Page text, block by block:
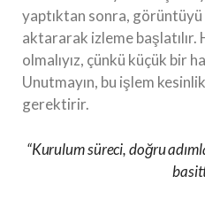
yaptıktan sonra, görüntüyü
aktararak izleme başlatılır.
olmalıyız, çünkü küçük bir
Unutmayın, bu işlem
gerektirir.
“Kurulum süreci, doğru